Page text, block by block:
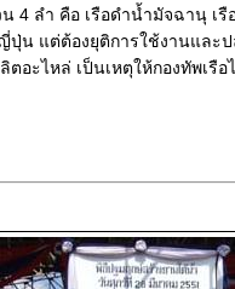
4 ลำ คือ เรือดำน้ำมัจฉานุ เ
น แต่ต้องยุติการใช้งานและ
อะไหล่ เป็นเหตุให้กองทัพเรื